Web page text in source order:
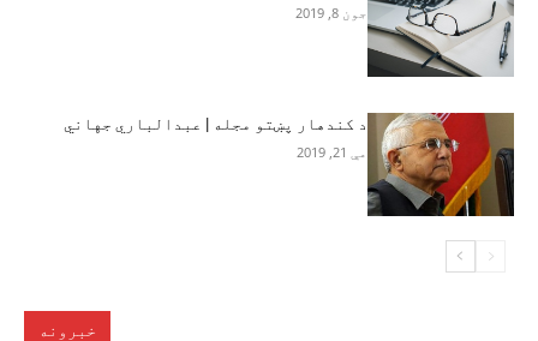
جون 8, 2019
د کندهار پښتو مجله | عبدالباري جهاني
مې 21, 2019
خبرونه